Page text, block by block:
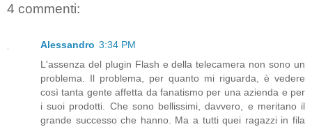
4 commenti:
Alessandro 3:34 PM
L'assenza del plugin Flash e della telecamera non sono un
problema. Il problema, per quanto mi riguarda, è vedere
così tanta gente affetta da fanatismo per una azienda e per
i suoi prodotti. Che sono bellissimi, davvero, e meritano il
grande successo che hanno. Ma a tutti quei ragazzi in fila